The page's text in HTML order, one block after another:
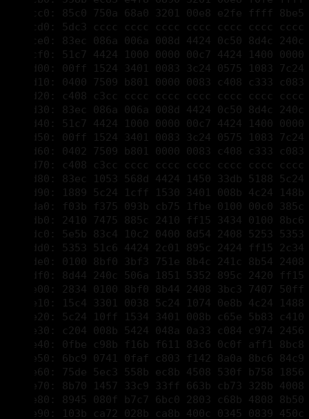
00002ea0: 7207 03c1 3945 0c72 0d47 663b fb72
00002eb0: c05f 5e5b 5dc3 0fb7 c76b c028
00002ec0: 558b ec51 0fb7 4818 568b 7014 894d